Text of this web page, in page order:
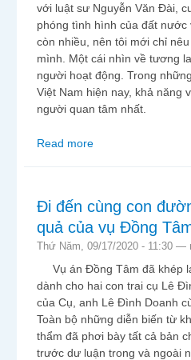
với luật sư Nguyễn Văn Đài,
phóng tình hình của đất
còn nhiều, nên tôi mới chỉ
mình. Một cái nhìn về tương
người hoạt động. Trong
Việt Nam hiện nay, khả năng
người quan tâm nhất.
Read more
Đi đến cùng con
quả của vụ Đồng
Thứ Năm, 09/17/2020 - 11:30 —
Vụ án Đồng Tâm đã khép
dành cho hai con trai cụ Lê
của Cụ, anh Lê Đình Doanh
Toàn bộ những diễn biến từ
thẩm đã phơi bày tất cả bản
trước dư luận trong và ngoài